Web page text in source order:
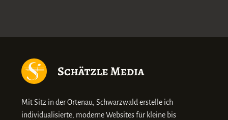
Mit Sitz in der Ortenau, Schwarzwald erstelle ich
individualisierte, moderne Websites für kleine bis